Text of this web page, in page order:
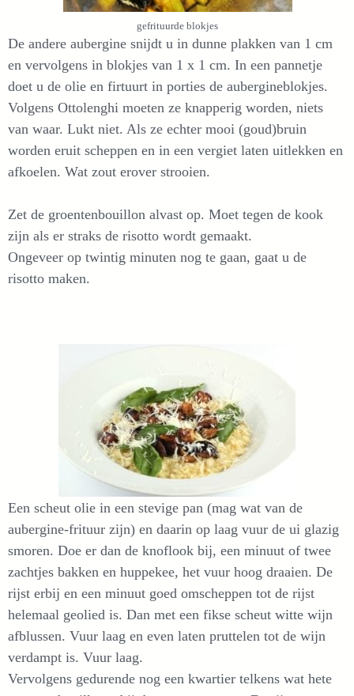
gefrituurde blokjes
De andere aubergine snijdt u in dunne plakken van 1 cm
en vervolgens in blokjes van 1 x 1 cm. In een pannetje
doet u de olie en firtuurt in porties de aubergineblokjes.
Volgens Ottolenghi moeten ze knapperig worden, niets
van waar. Lukt niet. Als ze echter mooi (goud)bruin
worden eruit scheppen en in een vergiet laten uitlekken en
afkoelen. Wat zout erover strooien.
Zet de groentenbouillon alvast op. Moet tegen de kook
zijn als er straks de risotto wordt gemaakt.
Ongeveer op twintig minuten nog te gaan, gaat u de
risotto maken.
Een scheut olie in een stevige pan (mag wat van de
aubergine-frituur zijn) en daarin op laag vuur de ui glazig
smoren. Doe er dan de knoflook bij, een minuut of twee
zachtjes bakken en huppekee, het vuur hoog draaien. De
rijst erbij en een minuut goed omscheppen tot de rijst
helemaal geolied is. Dan met een fikse scheut witte wijn
afblussen. Vuur laag en even laten pruttelen tot de wijn
verdampt is. Vuur laag.
Vervolgens gedurende nog een kwartier telkens wat hete